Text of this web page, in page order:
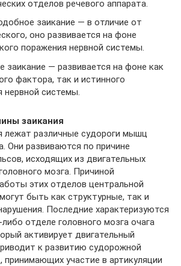
отделов речевого аппарата.
заикание — в отличие от
оно развивается на фоне
поражения нервной системы.
заикание — развивается на фоне как
фактора, так и истинного
нервной системы.
заикания
лежат различные судороги мышц
Они развиваются по причине
исходящих из двигательных
мозга. Причиной
этих отделов центральной
быть как структурные, так и
Последние характеризуются
отделе головного мозга очага
активирует двигательный
к развитию судорожной
участие в артикуляции